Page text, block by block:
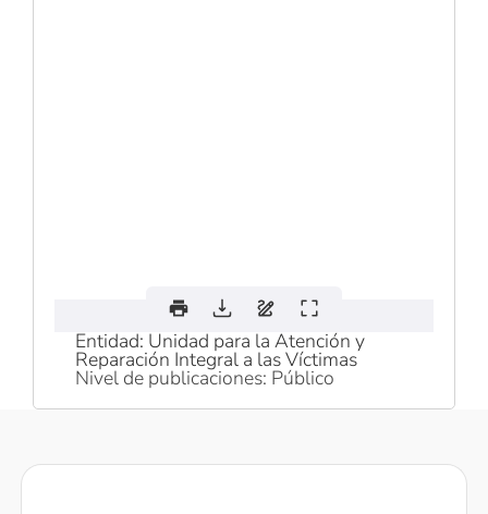
Entidad: Unidad para la Atención y
Reparación Integral a las Víctimas
Nivel de publicaciones: Público